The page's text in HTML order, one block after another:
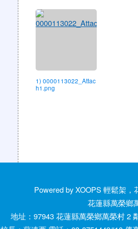
1) 0000113022_Attac
h1.png
Powered by XOOPS 輕鬆架
花蓮縣萬榮鄉
地址：97943 花蓮縣萬榮鄉萬榮村